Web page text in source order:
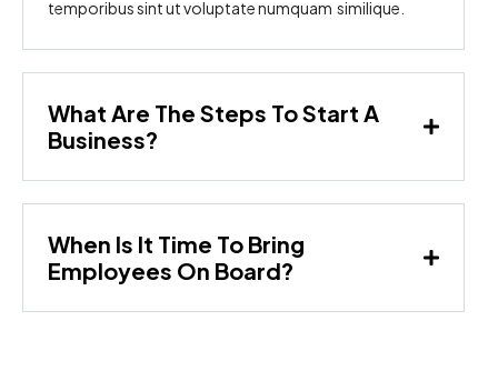
temporibus sint ut voluptate numquam similique.
What Are The Steps To Start A
Business?
When Is It Time To Bring
Employees On Board?